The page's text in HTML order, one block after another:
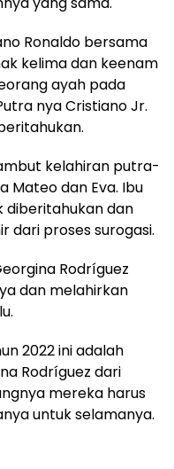
Ronaldo bersama
kelima dan keenam
ayah pada
nya Cristiano Jr.
kelahiran putra-
Mateo dan Eva. Ibu
diberitahukan dan
dari proses surogasi.
Rodríguez
dan melahirkan
2022 ini adalah
Rodríguez dari
mereka harus
untuk selamanya.